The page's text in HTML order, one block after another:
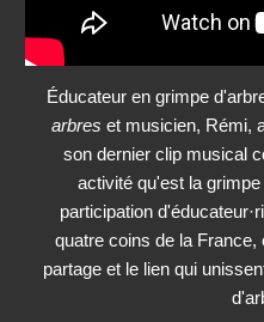
Éducateur en grimpe
arbres et musicien, Rémi,
son dernier clip musical
activité qu'est la
participation
quatre coins de la
partage et le lien qui